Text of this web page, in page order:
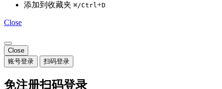
添加到收藏夹 ⌘/Ctrl+D
Close
Close
账号登录
扫码登录
免注册扫码登录